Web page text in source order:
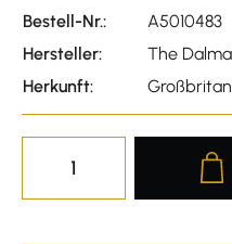
Bestell-Nr.:
A5010483
Hersteller:
The
Herkunft:
Produkt